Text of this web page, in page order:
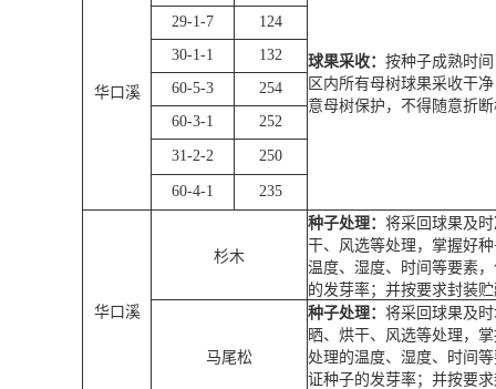
华口溪
球果采收： 按种子成熟时
区内所有母树球果采收干
意母树保护，不得随意折
29-1-7
124
30-1-1
132
60-5-3
254
60-3-1
252
31-2-2 250
60-4-1 235
华口溪
杉木
种子处理： 将采回球果及
干、风选等处理，掌握好
温度、湿度、时间等要素
的发芽率；并按要求封装
马尾松
种子处理： 将采回球果及
晒、烘干、风选等处理，
处理的温度、湿度、时间
证种子的发芽率；并按要